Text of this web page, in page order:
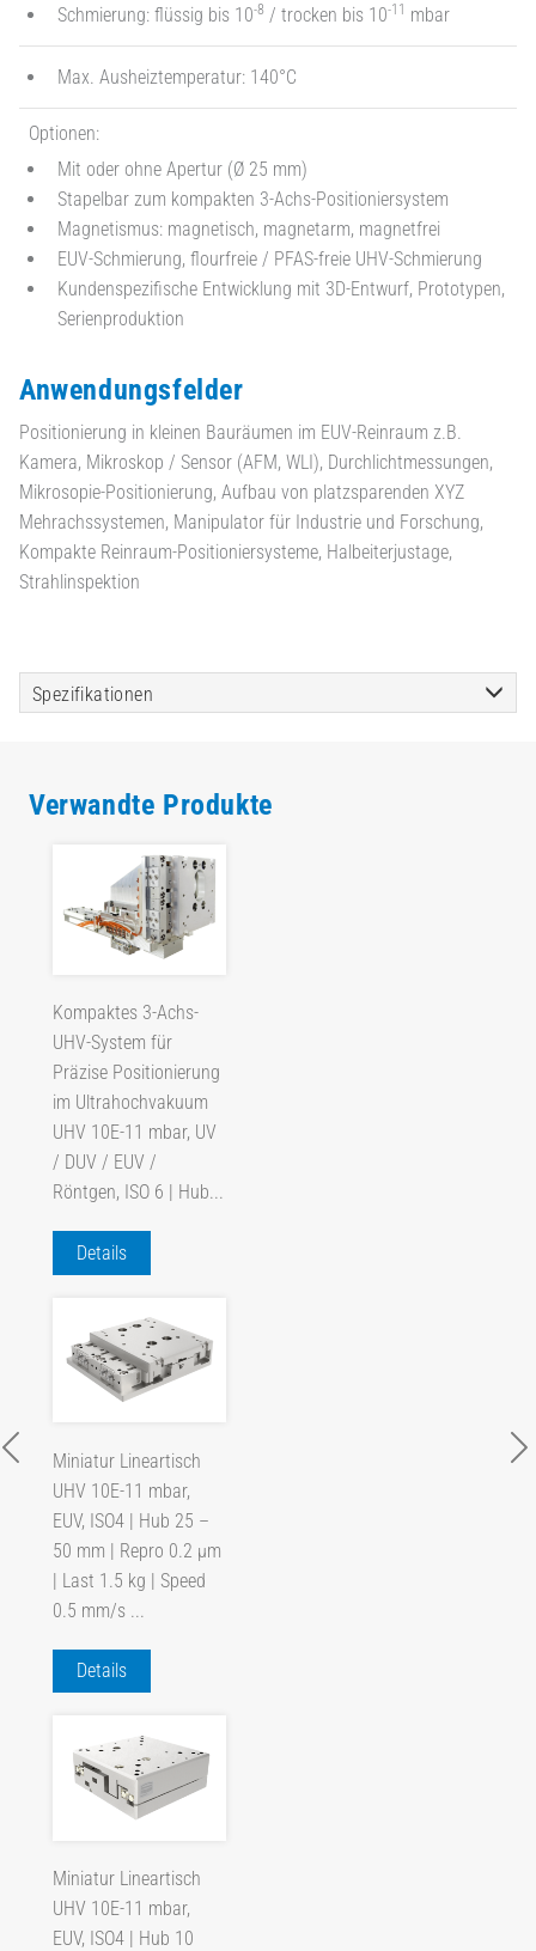
Schmierung: flüssig bis 10-8 / trocken bis 10-11 mbar
Max. Ausheiztemperatur: 140°C
Optionen:
Mit oder ohne Apertur (Ø 25 mm)
Stapelbar zum kompakten 3-Achs-Positioniersystem
Magnetismus: magnetisch, magnetarm, magnetfrei
EUV-Schmierung, flourfreie / PFAS-freie UHV-Schmierung
Kundenspezifische Entwicklung mit 3D-Entwurf, Prototypen,
Serienproduktion
Anwendungsfelder
Positionierung in kleinen Bauräumen im EUV-Reinraum z.B.
Kamera, Mikroskop / Sensor (AFM, WLI), Durchlichtmessungen,
Mikrosopie-Positionierung, Aufbau von platzsparenden XYZ
Mehrachssystemen, Manipulator für Industrie und Forschung,
Kompakte Reinraum-Positioniersysteme, Halbeiterjustage,
Strahlinspektion
Spezifikationen
Verwandte Produkte
Kompaktes 3-Achs-
UHV-System für
Präzise Positionierung
im Ultrahochvakuum
UHV 10E-11 mbar, UV
/ DUV / EUV /
Röntgen, ISO 6 | Hub...
Details
Miniatur Lineartisch
UHV 10E-11 mbar,
EUV, ISO4 | Hub 25 –
50 mm | Repro 0.2 µm
| Last 1.5 kg | Speed
0.5 mm/s ...
Details
Miniatur Lineartisch
UHV 10E-11 mbar,
EUV, ISO4 | Hub 10